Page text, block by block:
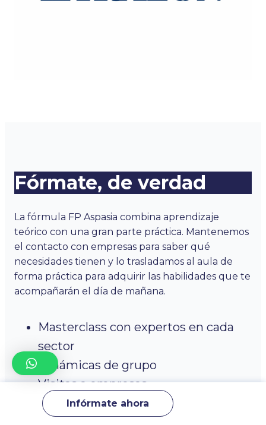
Infórmate ahora
Fórmate, de verdad
La fórmula FP Aspasia combina aprendizaje
teórico con una gran parte práctica. Mantenemos
el contacto con empresas para saber qué
necesidades tienen y lo trasladamos al aula de
forma práctica para adquirir las habilidades que te
acompañarán el día de mañana.
Masterclass con expertos en cada
sector
Dinámicas de grupo
Visitas a empresas
Tutorías personalizadas